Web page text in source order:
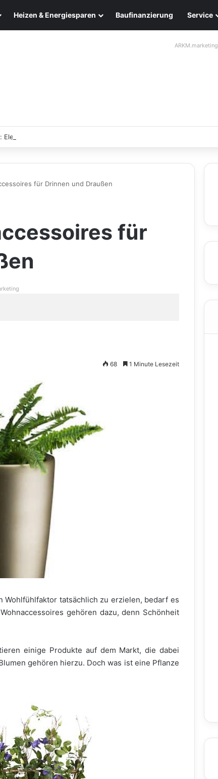
Heizen & Energiesparen Baufinanzierung Service
ARKM.marketing
und Nachhaltigkeit für Ihr Zuhause
für Drinnen und Draußen
für
68 1 Minute Lesezeit
tatsächlich zu erzielen, bedarf es
gehören dazu, denn Schönheit
einige Produkte auf dem Markt, die dabei
gehören hierzu. Doch was ist eine Pflanze